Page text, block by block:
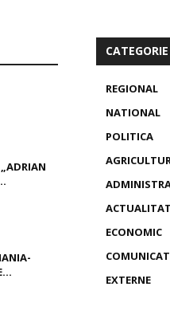
REGIONAL
NATIONAL
POLITICA
ECONOMIC
EXTERNE